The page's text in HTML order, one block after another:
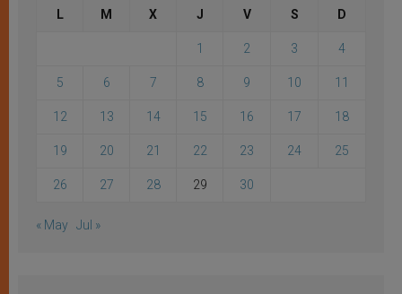
L M X J V S D
1 2 3 4
5 6 7 8 9 10 11
12 13 14 15 16 17 18
19 20 21 22 23 24 25
26 27 28 29 30
« May Jul »